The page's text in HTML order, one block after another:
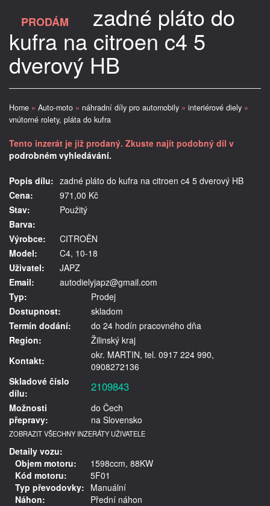
PRODÁM zadné pláto do
kufra na citroen c4 5
dverový HB
Home » Auto-moto » náhradní díly pro automobily » interiérové diely »
vnútorné rolety, pláta do kufra
Tento inzerát je již prodaný. Zkuste najít podobný díl v
podrobném vyhledávání.
Popis dílu: zadné pláto do kufra na citroen c4 5 dverový HB
Cena:
971,00 Kč
Stav:
Použitý
Barva:
Výrobce:
CITROËN
Model:
C4, 10-18
Uživatel:
JAPZ
Email:
autodielyjapz@gmail.com
Typ:
Prodej
Dostupnost:
skladom
Termín dodání:
do 24 hodín pracovného dňa
Region:
Žilinský kraj
Kontakt:
okr. MARTIN, tel. 0917 224 990,
0908272136
Skladové číslo
dílu:
2109843
Možnosti
přepravy:
do Čech
na Slovensko
ZOBRAZIT VŠECHNY INZERÁTY UŽIVATELE
Detaily vozu:
Objem motoru:
1598ccm, 88KW
Kód motoru:
5F01
Typ převodovky: Manuální
Náhon:
Přední náhon